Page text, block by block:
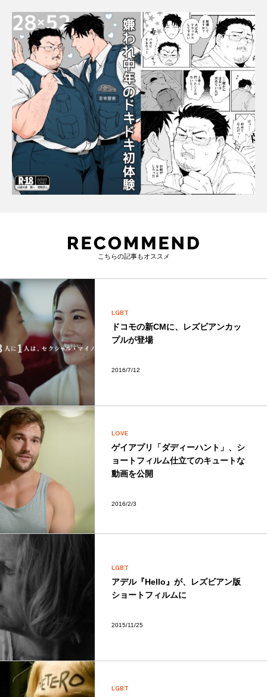
こちらの記事もオススメ
LGBT
ドコモの新CMに、レズビアンカッ
プルが登場
2016/7/12
LOVE
ゲイアプリ「ダディーハント」、シ
ョートフィルム仕立てのキュートな
動画を公開
2016/2/3
LGBT
アデル『Hello』が、レズビアン版
ショートフィルムに
2015/11/25
LGBT